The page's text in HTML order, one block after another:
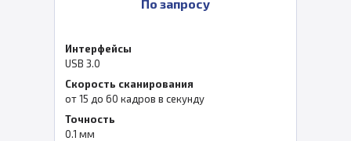
По запросу
Интерфейсы
USB 3.0
Скорость сканирования
от 15 до 60 кадров в секунду
Точность
0.1 мм